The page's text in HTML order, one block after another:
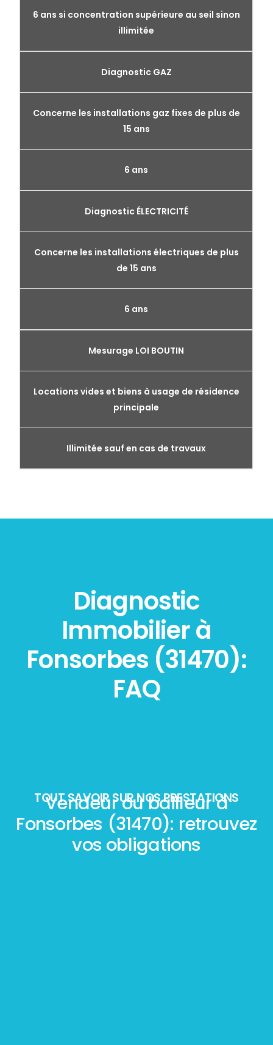
6 ans si concentration supérieure au seil sinon
illimitée
Diagnostic GAZ
Concerne les installations gaz fixes de plus de
15 ans
6 ans
Diagnostic ÉLECTRICITÉ
Concerne les installations électriques de plus
de 15 ans
6 ans
Mesurage LOI BOUTIN
Locations vides et biens à usage de résidence
principale
Illimitée sauf en cas de travaux
Diagnostic
Immobilier à
Fonsorbes (31470):
FAQ
TOUT SAVOIR SUR NOS PRESTATIONS
Vendeur ou bailleur à
Fonsorbes (31470): retrouvez
vos obligations